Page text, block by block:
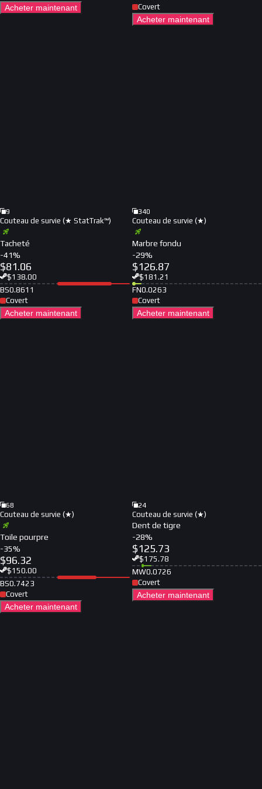
Acheter maintenant
Covert
Acheter maintenant
9
Couteau de survie (★ StatTrak™)
Tacheté
-41%
$81.06
$138.00
BS0.8611
Covert
Acheter maintenant
340
Couteau de survie (★)
Marbre fondu
-29%
$126.87
$181.21
FN0.0263
Covert
Acheter maintenant
68
Couteau de survie (★)
Toile pourpre
-35%
$96.32
$150.00
BS0.7423
Covert
Acheter maintenant
24
Couteau de survie (★)
Dent de tigre
-28%
$125.73
$175.78
MW0.0726
Covert
Acheter maintenant